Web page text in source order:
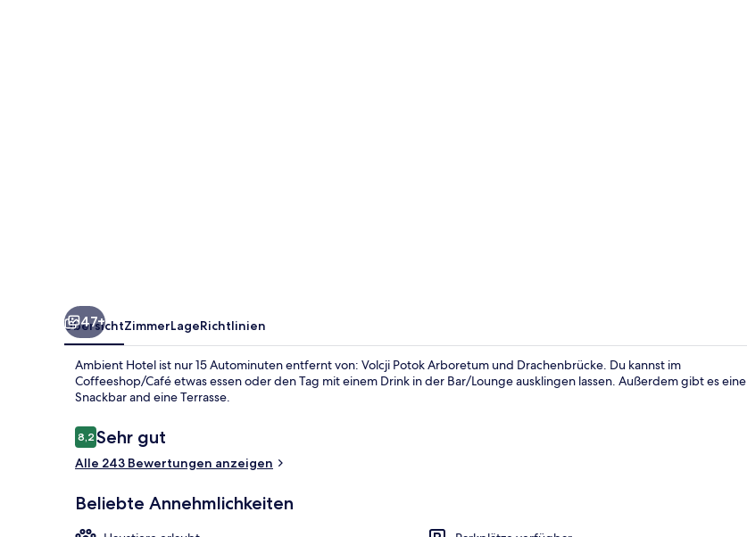
47+
ÜbersichtZimmerLageRichtlinien
Ambient Hotel ist nur 15 Autominuten entfernt von: Volcji Potok Arboretum und Drachenbrücke. Du kannst im
Coffeeshop/Café etwas essen oder den Tag mit einem Drink in der Bar/Lounge ausklingen lassen. Außerdem gibt es eine
Snackbar and eine Terrasse.
Bewertungen
8,28,2 von 10.
Sehr gut
Alle 243 Bewertungen anzeigen
Beliebte Annehmlichkeiten